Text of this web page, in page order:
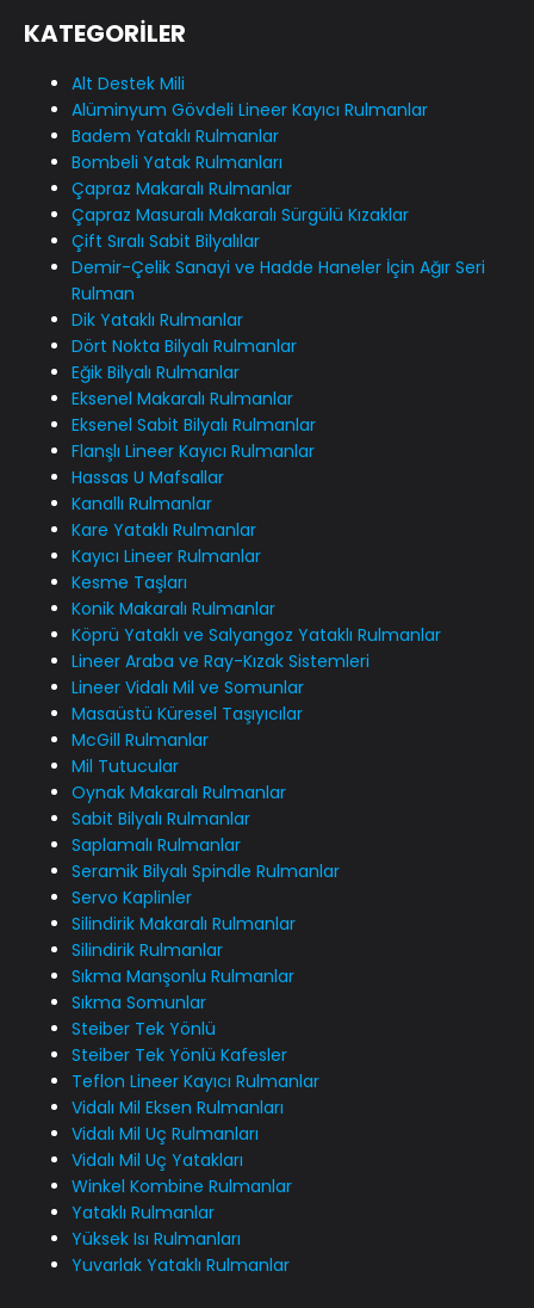
KATEGORİLER
Alt Destek Mili
Alüminyum Gövdeli Lineer Kayıcı Rulmanlar
Badem Yataklı Rulmanlar
Bombeli Yatak Rulmanları
Çapraz Makaralı Rulmanlar
Çapraz Masuralı Makaralı Sürgülü Kızaklar
Çift Sıralı Sabit Bilyalılar
Demir-Çelik Sanayi ve Hadde Haneler İçin Ağır Seri
Rulman
Dik Yataklı Rulmanlar
Dört Nokta Bilyalı Rulmanlar
Eğik Bilyalı Rulmanlar
Eksenel Makaralı Rulmanlar
Eksenel Sabit Bilyalı Rulmanlar
Flanşlı Lineer Kayıcı Rulmanlar
Hassas U Mafsallar
Kanallı Rulmanlar
Kare Yataklı Rulmanlar
Kayıcı Lineer Rulmanlar
Kesme Taşları
Konik Makaralı Rulmanlar
Köprü Yataklı ve Salyangoz Yataklı Rulmanlar
Lineer Araba ve Ray-Kızak Sistemleri
Lineer Vidalı Mil ve Somunlar
Masaüstü Küresel Taşıyıcılar
McGill Rulmanlar
Mil Tutucular
Oynak Makaralı Rulmanlar
Sabit Bilyalı Rulmanlar
Saplamalı Rulmanlar
Seramik Bilyalı Spindle Rulmanlar
Servo Kaplinler
Silindirik Makaralı Rulmanlar
Silindirik Rulmanlar
Sıkma Manşonlu Rulmanlar
Sıkma Somunlar
Steiber Tek Yönlü
Steiber Tek Yönlü Kafesler
Teflon Lineer Kayıcı Rulmanlar
Vidalı Mil Eksen Rulmanları
Vidalı Mil Uç Rulmanları
Vidalı Mil Uç Yatakları
Winkel Kombine Rulmanlar
Yataklı Rulmanlar
Yüksek Isı Rulmanları
Yuvarlak Yataklı Rulmanlar